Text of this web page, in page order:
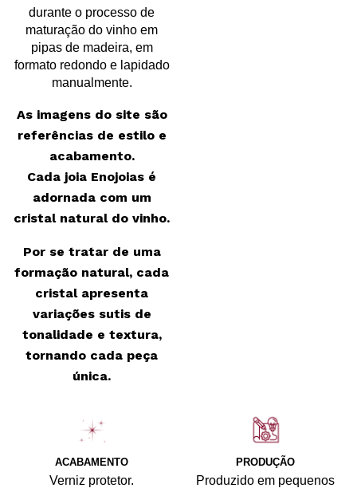
durante o processo de
maturação do vinho em
pipas de madeira, em
formato redondo e lapidado
manualmente.
As imagens do site são
referências de estilo e
acabamento.
Cada joia Enojoias é
adornada com um
cristal natural do vinho.
Por se tratar de uma
formação natural, cada
cristal apresenta
variações sutis de
tonalidade e textura,
tornando cada peça
única.
ACABAMENTO
Verniz protetor.
PRODUÇÃO
Produzido em pequenos